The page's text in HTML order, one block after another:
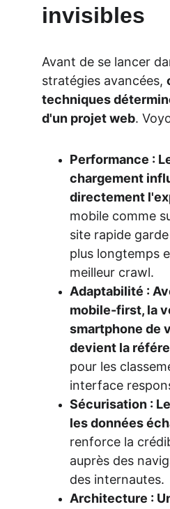
invisibles
Avant de se lancer
stratégies avancées,
techniques
d'un projet web.
Performance :
chargement
directement
mobile comme
site rapide
plus longtemps
meilleur crawl.
Adaptabilité :
mobile-first, la
smartphone de
devient la
pour les
interface
Sécurisation :
les données
renforce la
auprès des
des internautes.
Architecture :